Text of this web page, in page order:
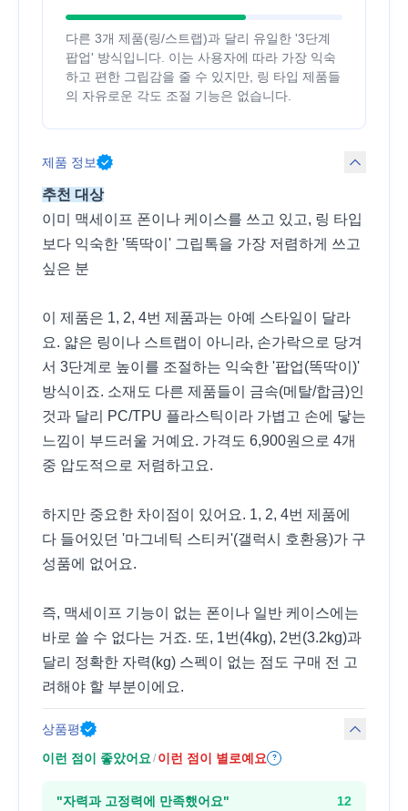
다른 3개 제품(링/스트랩)과 달리 유일한 '3단계
팝업' 방식입니다. 이는 사용자에 따라 가장 익숙
하고 편한 그립감을 줄 수 있지만, 링 타입 제품들
의 자유로운 각도 조절 기능은 없습니다.
제품 정보
추천 대상
이미 맥세이프 폰이나 케이스를 쓰고 있고, 링 타입
보다 익숙한 '똑딱이' 그립톡을 가장 저렴하게 쓰고
싶은 분
이 제품은 1, 2, 4번 제품과는 아예 스타일이 달라
요. 얇은 링이나 스트랩이 아니라, 손가락으로 당겨
서 3단계로 높이를 조절하는 익숙한 '팝업(똑딱이)'
방식이죠. 소재도 다른 제품들이 금속(메탈/합금)인
것과 달리 PC/TPU 플라스틱이라 가볍고 손에 닿는
느낌이 부드러울 거예요. 가격도 6,900원으로 4개
중 압도적으로 저렴하고요.
하지만 중요한 차이점이 있어요. 1, 2, 4번 제품에
다 들어있던 '마그네틱 스티커'(갤럭시 호환용)가 구
성품에 없어요.
즉, 맥세이프 기능이 없는 폰이나 일반 케이스에는
바로 쓸 수 없다는 거죠. 또, 1번(4kg), 2번(3.2kg)과
달리 정확한 자력(kg) 스펙이 없는 점도 구매 전 고
려해야 할 부분이에요.
상품평
이런 점이 좋았어요 / 이런 점이 별로예요 ?
"자력과 고정력에 만족했어요" 12